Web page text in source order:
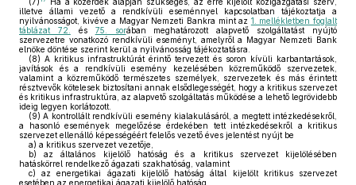
illetve állami vezető a rendkívüli eseménnyel kapcsolatban tájékoztatja a
nyilvánosságot, kivéve a Magyar Nemzeti Bankra mint az 1. mellékletben foglalt
táblázat 72.
és 75. sorában meghatározott alapvető szolgáltatást nyújtó
szervezetre vonatkozó rendkívüli eseményt, amelyről a Magyar Nemzeti Bank
elnöke döntése szerint kerül a nyilvánosság tájékoztatásra.
(8) A kritikus infrastruktúrát érintő tervezett és soron kívüli karbantartások,
javítások és a rendkívüli esemény kezelésében közreműködő szervezetek,
valamint a közreműködő természetes személyek, szervezetek és más érintett
résztvevők kötelesek biztosítani annak elsődlegességét, hogy a kritikus szervezet
és kritikus infrastruktúra, az alapvető szolgáltatás működése a lehető legrövidebb
ideig legyen korlátozott.
(9) A kontrollált rendkívüli esemény kialakulásáról, a megtett intézkedésekről,
a hasonló események megelőzése érdekében tett intézkedésekről a kritikus
szervezet ellenálló képességéért felelős vezető éves jelentést nyújt be
a) a kritikus szervezet vezetője,
b) az általános kijelölő hatóság és a kritikus szervezet kijelölésében
hatáskörrel rendelkező ágazati szakhatóság, valamint
c) az energetikai ágazati kijelölő hatóság által kijelölt kritikus szervezet
esetében az energetikai ágazati kijelölő hatóság